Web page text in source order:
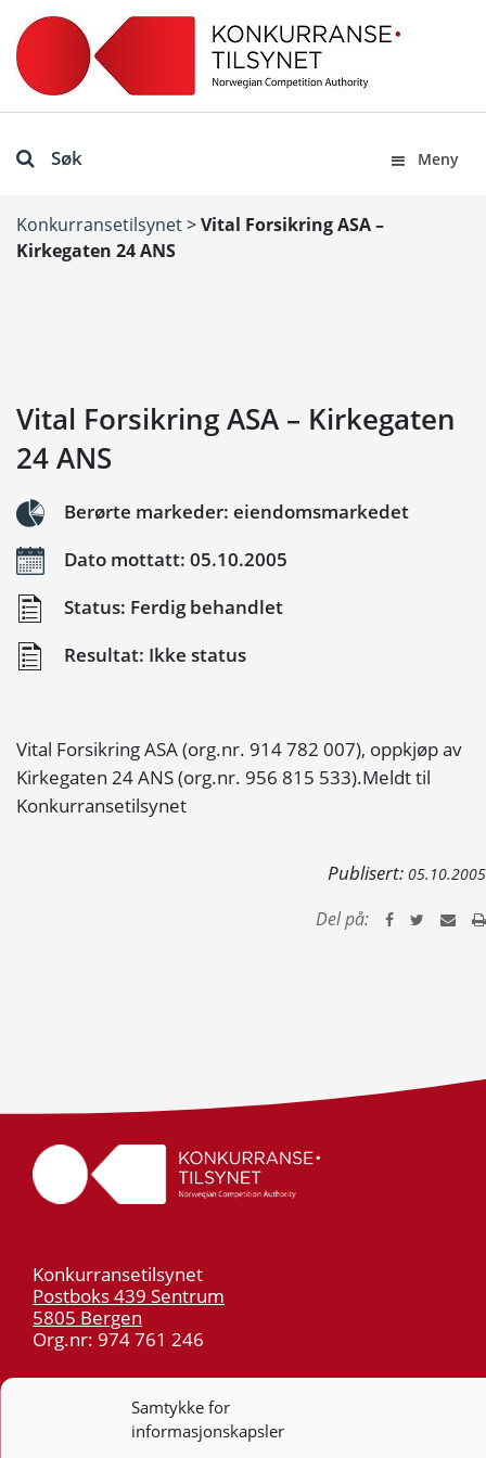
Samtykke for
informasjonskapsler
Søk Meny
Konkurransetilsynet>Vital Forsikring ASA –
Kirkegaten 24 ANS
Vital Forsikring ASA – Kirkegaten
24 ANS
Berørte markeder: eiendomsmarkedet
Dato mottatt: 05.10.2005
Status: Ferdig behandlet
Resultat: Ikke status
Vital Forsikring ASA (org.nr. 914 782 007), oppkjøp av
Kirkegaten 24 ANS (org.nr. 956 815 533).Meldt til
Konkurransetilsynet
Publisert: 05.10.2005
Del på:
Konkurransetilsynet
Postboks 439 Sentrum
5805 Bergen
Org.nr: 974 761 246
55 59 75 00
post@kt.no